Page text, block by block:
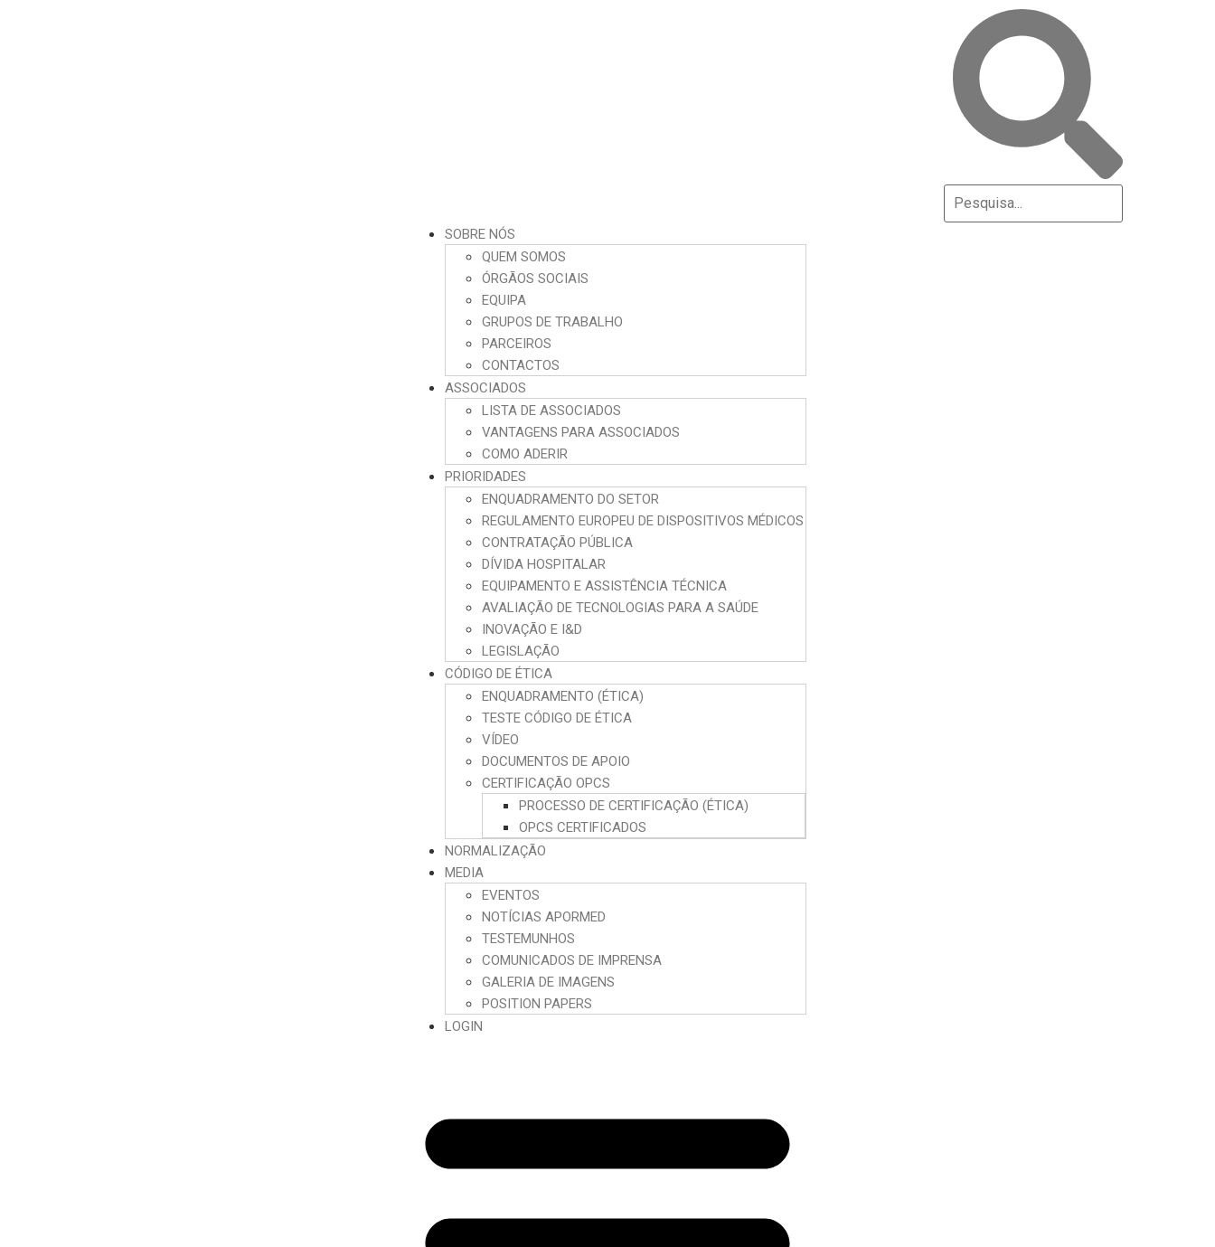
SOBRE NÓS
QUEM SOMOS
ÓRGÃOS SOCIAIS
EQUIPA
GRUPOS DE TRABALHO
PARCEIROS
CONTACTOS
ASSOCIADOS
LISTA DE ASSOCIADOS
VANTAGENS PARA ASSOCIADOS
COMO ADERIR
PRIORIDADES
ENQUADRAMENTO DO SETOR
REGULAMENTO EUROPEU DE DISPOSITIVOS MÉDICOS
CONTRATAÇÃO PÚBLICA
DÍVIDA HOSPITALAR
EQUIPAMENTO E ASSISTÊNCIA TÉCNICA
AVALIAÇÃO DE TECNOLOGIAS PARA A SAÚDE
INOVAÇÃO E I&D
LEGISLAÇÃO
CÓDIGO DE ÉTICA
ENQUADRAMENTO (ÉTICA)
TESTE CÓDIGO DE ÉTICA
VÍDEO
DOCUMENTOS DE APOIO
CERTIFICAÇÃO OPCS
PROCESSO DE CERTIFICAÇÃO (ÉTICA)
OPCS CERTIFICADOS
NORMALIZAÇÃO
MEDIA
EVENTOS
NOTÍCIAS APORMED
TESTEMUNHOS
COMUNICADOS DE IMPRENSA
GALERIA DE IMAGENS
POSITION PAPERS
LOGIN